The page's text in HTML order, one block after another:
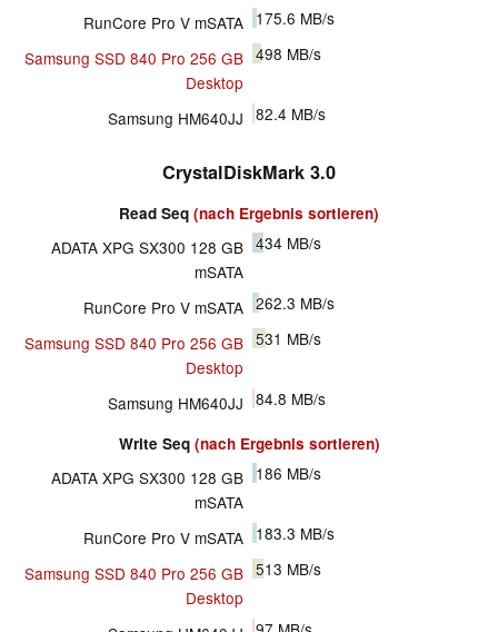
RunCore Pro V mSATA 175.6 MB/s
Samsung SSD 840 Pro 256 GB
Desktop
498 MB/s
Samsung HM640JJ 82.4 MB/s
CrystalDiskMark 3.0
Read Seq (nach Ergebnis sortieren)
ADATA XPG SX300 128 GB
mSATA
434 MB/s
RunCore Pro V mSATA 262.3 MB/s
Samsung SSD 840 Pro 256 GB
Desktop
531 MB/s
Samsung HM640JJ 84.8 MB/s
Write Seq (nach Ergebnis sortieren)
ADATA XPG SX300 128 GB
mSATA
186 MB/s
RunCore Pro V mSATA 183.3 MB/s
Samsung SSD 840 Pro 256 GB
Desktop
513 MB/s